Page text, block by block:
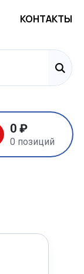
КОНТАКТЫ
0 ₽
0 позиций